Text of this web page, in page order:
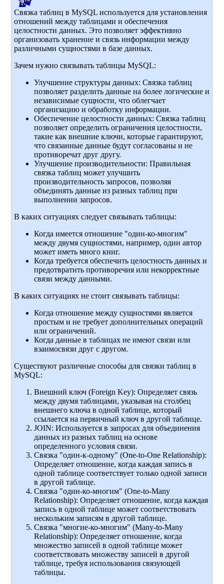
Связка таблиц в MySQL используется для установления
отношений между таблицами и обеспечения
целостности данных. Это позволяет эффективно
организовать хранение и связь информации между
различными сущностями в базе данных.
Зачем нужно связывать таблицы MySQL:
Улучшение структуры данных: Связка таблиц
позволяет разделить данные на более логические и
независимые сущности, что облегчает
организацию и обработку информации.
Обеспечение целостности данных: Связка таблиц
позволяет определить ограничения целостности,
такие как внешние ключи, которые гарантируют,
что связанные данные будут согласованы и не
противоречат друг другу.
Улучшение производительности: Правильная
связка таблиц может улучшить
производительность запросов, позволяя
объединять данные из разных таблиц при
выполнении запросов.
В каких ситуациях следует связывать таблицы:
Когда имеется отношение "один-ко-многим"
между двумя сущностями, например, один автор
может иметь много книг.
Когда требуется обеспечить целостность данных и
предотвратить противоречия или некорректные
связи между данными.
В каких ситуациях не стоит связывать таблицы:
Когда отношение между сущностями является
простым и не требует дополнительных операций
или ограничений.
Когда данные в таблицах не имеют связи или
взаимосвязи друг с другом.
Существуют различные способы для связки таблиц в
MySQL:
Внешний ключ (Foreign Key): Определяет связь
между двумя таблицами, указывая на столбец
внешнего ключа в одной таблице, который
ссылается на первичный ключ в другой таблице.
JOIN: Используется в запросах для объединения
данных из разных таблиц на основе
определенного условия связи.
Связка "один-к-одному" (One-to-One Relationship):
Определяет отношение, когда каждая запись в
одной таблице соответствует только одной записи
в другой таблице.
Связка "один-ко-многим" (One-to-Many
Relationship): Определяет отношение, когда каждая
запись в одной таблице может соответствовать
нескольким записям в другой таблице.
Связка "многие-ко-многим" (Many-to-Many
Relationship): Определяет отношение, когда
множество записей в одной таблице может
соответствовать множеству записей в другой
таблице, требуя использования связующей
таблицы.